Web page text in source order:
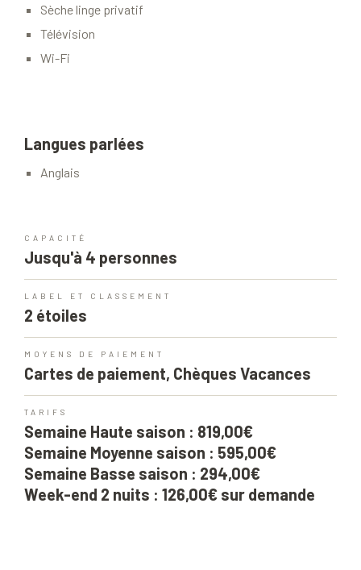
Sèche linge privatif
Télévision
Wi-Fi
Langues parlées
Anglais
CAPACITÉ
Jusqu'à 4 personnes
LABEL ET CLASSEMENT
2 étoiles
MOYENS DE PAIEMENT
Cartes de paiement, Chèques Vacances
TARIFS
Semaine Haute saison : 819,00€
Semaine Moyenne saison : 595,00€
Semaine Basse saison : 294,00€
Week-end 2 nuits : 126,00€ sur demande